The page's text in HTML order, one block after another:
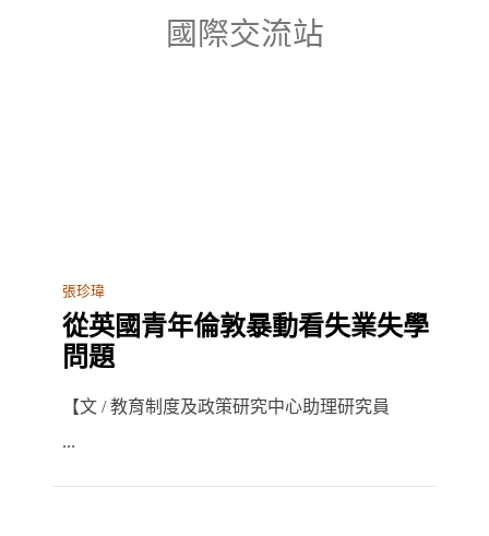
國際交流站
張珍瑋
從英國青年倫敦暴動看失業失學
問題
【文 / 教育制度及政策研究中心助理研究員
...